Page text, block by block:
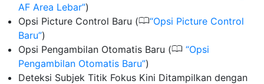
AF Area Lebar )
Opsi Picture Control Baru (0 Opsi Picture Control
Baru )
Opsi Pengambilan Otomatis Baru (0 Opsi
Pengambilan Otomatis Baru )
Deteksi Subjek Titik Fokus Kini Ditampilkan dengan